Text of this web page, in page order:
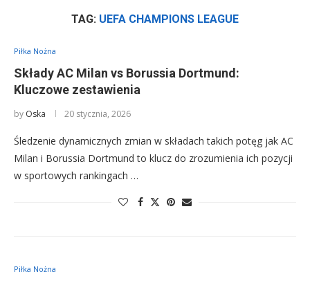
TAG: UEFA CHAMPIONS LEAGUE
Piłka Nożna
Składy AC Milan vs Borussia Dortmund:
Kluczowe zestawienia
by Oska 20 stycznia, 2026
Śledzenie dynamicznych zmian w składach takich potęg jak AC
Milan i Borussia Dortmund to klucz do zrozumienia ich pozycji
w sportowych rankingach …
Piłka Nożna